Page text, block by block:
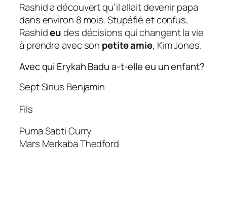
Rashid a découvert qu’il allait devenir papa
dans environ 8 mois. Stupéfié et confus,
Rashideudes décisions qui changent la vie
à prendre avec son petite amie, Kim Jones.
Avec qui Erykah Badu a-t-elle eu un enfant?
Sept Sirius Benjamin
Fils
Puma Sabti Curry
Mars Merkaba Thedford